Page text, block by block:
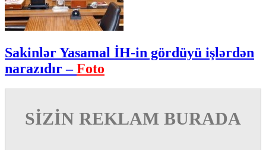
Sakinlər Yasamal İH-in gördüyü işlərdən
narazıdır –Foto
SİZİN REKLAM BURADA